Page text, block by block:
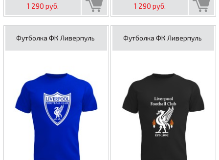
1 290 руб. 1 290 руб.
Футболка ФК Ливерпуль Футболка ФК Ливерпуль